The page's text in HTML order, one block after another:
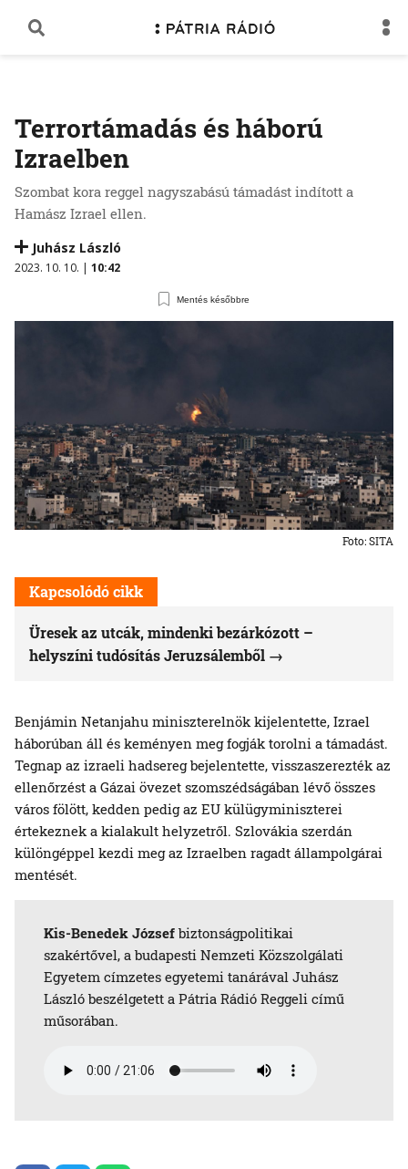
Terrortámadás és háború
Izraelben
Szombat kora reggel nagyszabású támadást indított a
Hamász Izrael ellen.
Juhász László
2023. 10. 10. | 10:42
Mentés későbbre
Foto: SITA
Kapcsolódó cikk
Üresek az utcák, mindenki bezárkózott –
helyszíni tudósítás Jeruzsálemből
Benjámin Netanjahu miniszterelnök kijelentette, Izrael
háborúban áll és keményen meg fogják torolni a támadást.
Tegnap az izraeli hadsereg bejelentette, visszaszerezték az
ellenőrzést a Gázai övezet szomszédságában lévő összes
város fölött, kedden pedig az EU külügyminiszterei
értekeznek a kialakult helyzetről. Szlovákia szerdán
különgéppel kezdi meg az Izraelben ragadt állampolgárai
mentését.
Kis-Benedek József biztonságpolitikai
szakértővel, a budapesti Nemzeti Közszolgálati
Egyetem címzetes egyetemi tanárával Juhász
László beszélgetett a Pátria Rádió Reggeli című
műsorában.